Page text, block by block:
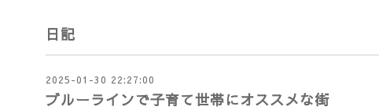
日記
2025-01-30 22:27:00
ブルーラインで子育て世帯にオススメな街